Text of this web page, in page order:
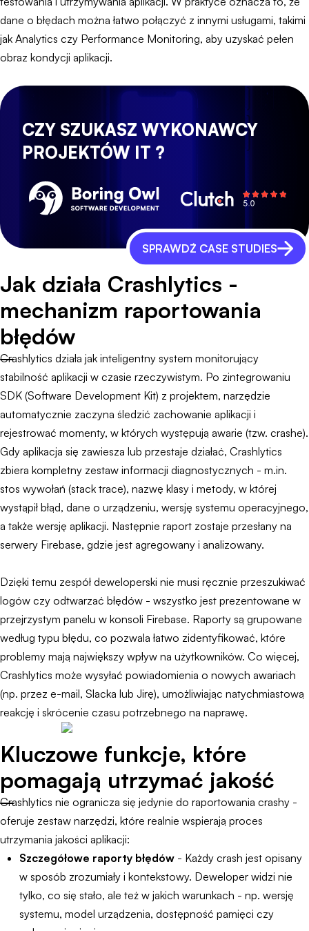
dane o błędach można łatwo połączyć z innymi usługami, takimi
jak Analytics czy Performance Monitoring, aby uzyskać pełen
obraz kondycji aplikacji.
CZY SZUKASZ WYKONAWCY
PROJEKTÓW IT ?
SPRAWDŹ CASE STUDIES
Jak działa Crashlytics -
mechanizm raportowania
błędów
Crashlytics działa jak inteligentny system monitorujący
stabilność aplikacji w czasie rzeczywistym. Po zintegrowaniu
SDK (Software Development Kit) z projektem, narzędzie
automatycznie zaczyna śledzić zachowanie aplikacji i
rejestrować momenty, w których występują awarie (tzw. crashe).
Gdy aplikacja się zawiesza lub przestaje działać, Crashlytics
zbiera kompletny zestaw informacji diagnostycznych - m.in.
stos wywołań (stack trace), nazwę klasy i metody, w której
wystąpił błąd, dane o urządzeniu, wersję systemu operacyjnego,
a także wersję aplikacji. Następnie raport zostaje przesłany na
serwery Firebase, gdzie jest agregowany i analizowany.
Dzięki temu zespół deweloperski nie musi ręcznie przeszukiwać
logów czy odtwarzać błędów - wszystko jest prezentowane w
przejrzystym panelu w konsoli Firebase. Raporty są grupowane
według typu błędu, co pozwala łatwo zidentyfikować, które
problemy mają największy wpływ na użytkowników. Co więcej,
Crashlytics może wysyłać powiadomienia o nowych awariach
(np. przez e-mail, Slacka lub Jirę), umożliwiając natychmiastową
reakcję i skrócenie czasu potrzebnego na naprawę.
Kluczowe funkcje, które
pomagają utrzymać jakość
Crashlytics nie ogranicza się jedynie do raportowania crashy -
oferuje zestaw narzędzi, które realnie wspierają proces
utrzymania jakości aplikacji:
Szczegółowe raporty błędów - Każdy crash jest opisany
w sposób zrozumiały i kontekstowy. Deweloper widzi nie
tylko, co się stało, ale też w jakich warunkach - np. wersję
systemu, model urządzenia, dostępność pamięci czy